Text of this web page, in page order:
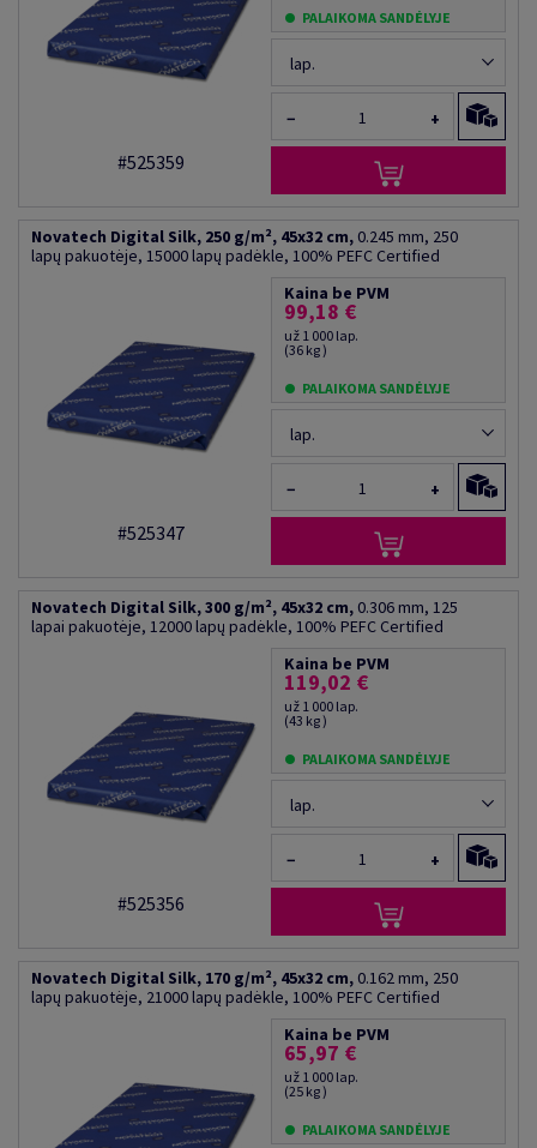
#525359
PALAIKOMA SANDĖLYJE
lap.
− +
Novatech Digital Silk, 250 g/m², 45x32 cm, 0.245 mm, 250
lapų pakuotėje, 15000 lapų padėkle, 100% PEFC Certified
#525347
Kaina be PVM
99,18 €
už 1 000 lap.
(36 kg )
PALAIKOMA SANDĖLYJE
lap.
− +
Novatech Digital Silk, 300 g/m², 45x32 cm, 0.306 mm, 125
lapai pakuotėje, 12000 lapų padėkle, 100% PEFC Certified
#525356
Kaina be PVM
119,02 €
už 1 000 lap.
(43 kg )
PALAIKOMA SANDĖLYJE
lap.
− +
Novatech Digital Silk, 170 g/m², 45x32 cm, 0.162 mm, 250
lapų pakuotėje, 21000 lapų padėkle, 100% PEFC Certified
Kaina be PVM
65,97 €
už 1 000 lap.
(25 kg )
PALAIKOMA SANDĖLYJE